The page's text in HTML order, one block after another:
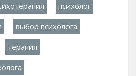
психолог
выбор психолога
терапия